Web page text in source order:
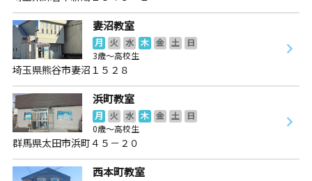
妻沼教室
月 火 水 木 金 土
日
3歳～高校生
埼玉県熊谷市妻沼１５２８
浜町教室
月 火 水 木 金 土
日
0歳～高校生
群馬県太田市浜町４５－２０
西本町教室